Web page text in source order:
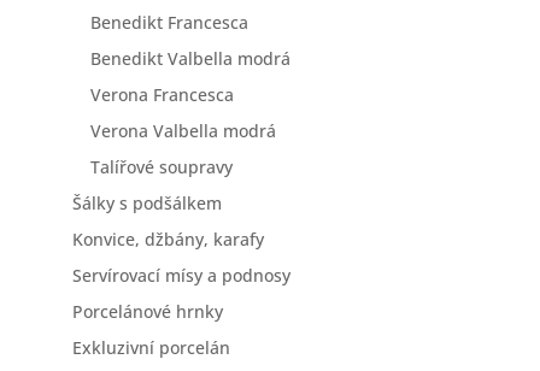
Benedikt Francesca
Benedikt Valbella modrá
Verona Francesca
Verona Valbella modrá
Talířové soupravy
Šálky s podšálkem
Konvice, džbány, karafy
Servírovací mísy a podnosy
Porcelánové hrnky
Exkluzivní porcelán